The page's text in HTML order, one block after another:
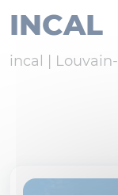
INCAL
incal |